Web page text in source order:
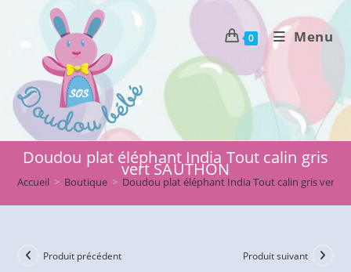
0 Menu
Doudou plat éléphant India Tout calin gris
vert SAUTHON
Accueil > Boutique > Doudou plat éléphant India Tout calin gris vert
Produit précédent Produit suivant